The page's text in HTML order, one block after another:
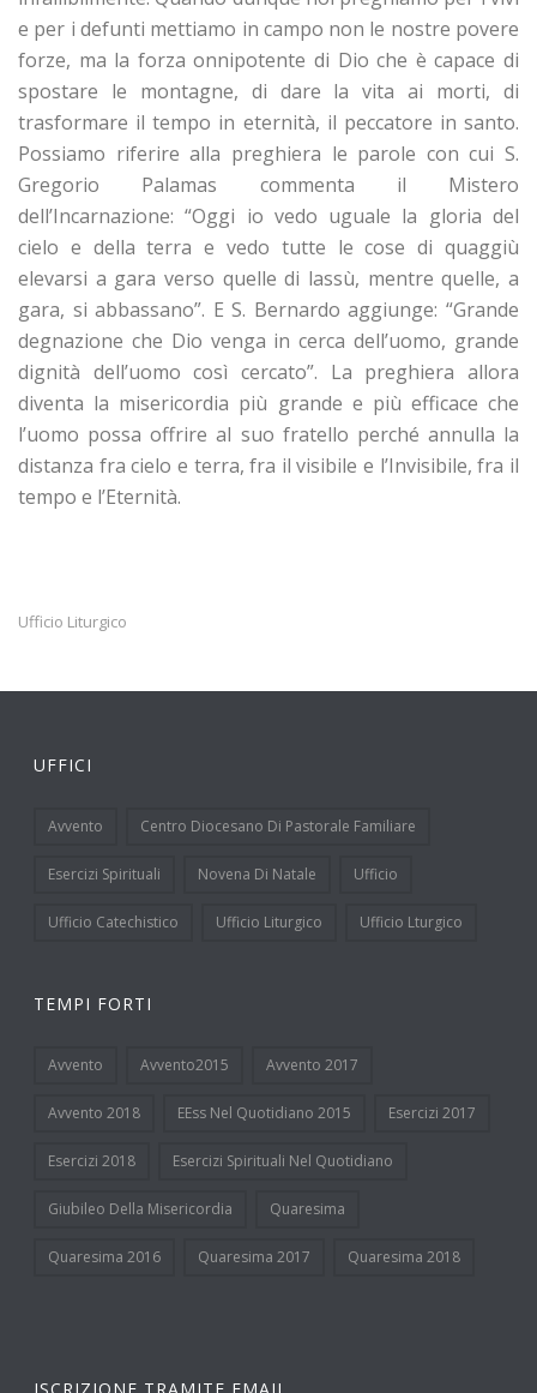
e per i defunti mettiamo in campo non le nostre povere
forze, ma la forza onnipotente di Dio che è capace di
spostare le montagne, di dare la vita ai morti, di
trasformare il tempo in eternità, il peccatore in santo.
Possiamo riferire alla preghiera le parole con cui S.
Gregorio Palamas commenta il Mistero
dell’Incarnazione: “Oggi io vedo uguale la gloria del
cielo e della terra e vedo tutte le cose di quaggiù
elevarsi a gara verso quelle di lassù, mentre quelle, a
gara, si abbassano”. E S. Bernardo aggiunge: “Grande
degnazione che Dio venga in cerca dell’uomo, grande
dignità dell’uomo così cercato”. La preghiera allora
diventa la misericordia più grande e più efficace che
l’uomo possa offrire al suo fratello perché annulla la
distanza fra cielo e terra, fra il visibile e l’Invisibile, fra il
tempo e l’Eternità.
Ufficio Liturgico
UFFICI
Avvento Centro Diocesano Di Pastorale Familiare
Esercizi Spirituali Novena Di Natale Ufficio
Ufficio Catechistico Ufficio Liturgico Ufficio Lturgico
TEMPI FORTI
Avvento Avvento2015 Avvento 2017
Avvento 2018 EEss Nel Quotidiano 2015 Esercizi 2017
Esercizi 2018 Esercizi Spirituali Nel Quotidiano
Giubileo Della Misericordia Quaresima
Quaresima 2016 Quaresima 2017 Quaresima 2018